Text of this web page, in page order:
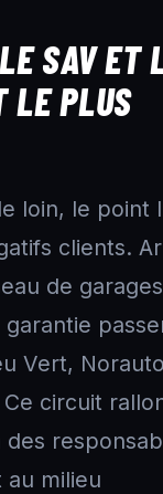
SAV ET
LE PLUS
loin, le point
clients.
de garages
Vert,
circuit
milieu